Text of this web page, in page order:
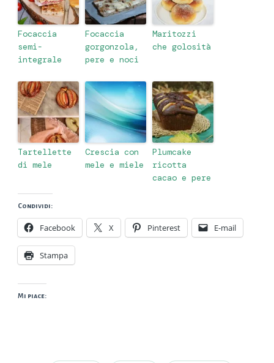
Focaccia
semi-
integrale
Focaccia
gorgonzola,
pere e noci
Maritozzi
che golosità
Tartellette
di mele
Crescia con
mele e miele
Plumcake
ricotta
cacao e pere
Condividi:
Facebook X Pinterest E-mail
Stampa
Mi piace: